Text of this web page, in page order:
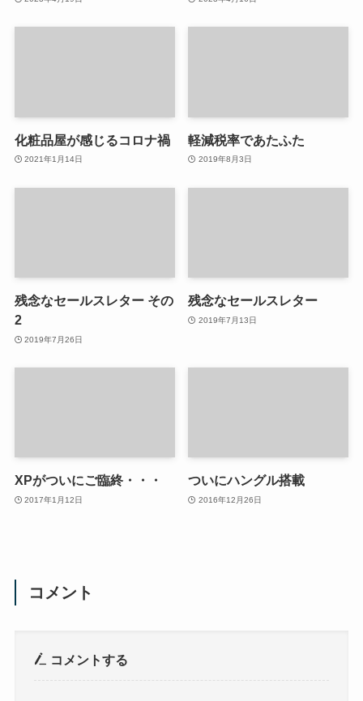
化粧品屋が感じるコロナ禍
2021年1月14日
軽減税率であたふた
2019年8月3日
残念なセールスレター その
2
2019年7月26日
残念なセールスレター
2019年7月13日
XPがついにご臨終・・・
2017年1月12日
ついにハングル搭載
2016年12月26日
コメント
コメントする